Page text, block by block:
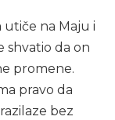
utiče na Maju i
shvatio da on
promene.
pravo da
bez